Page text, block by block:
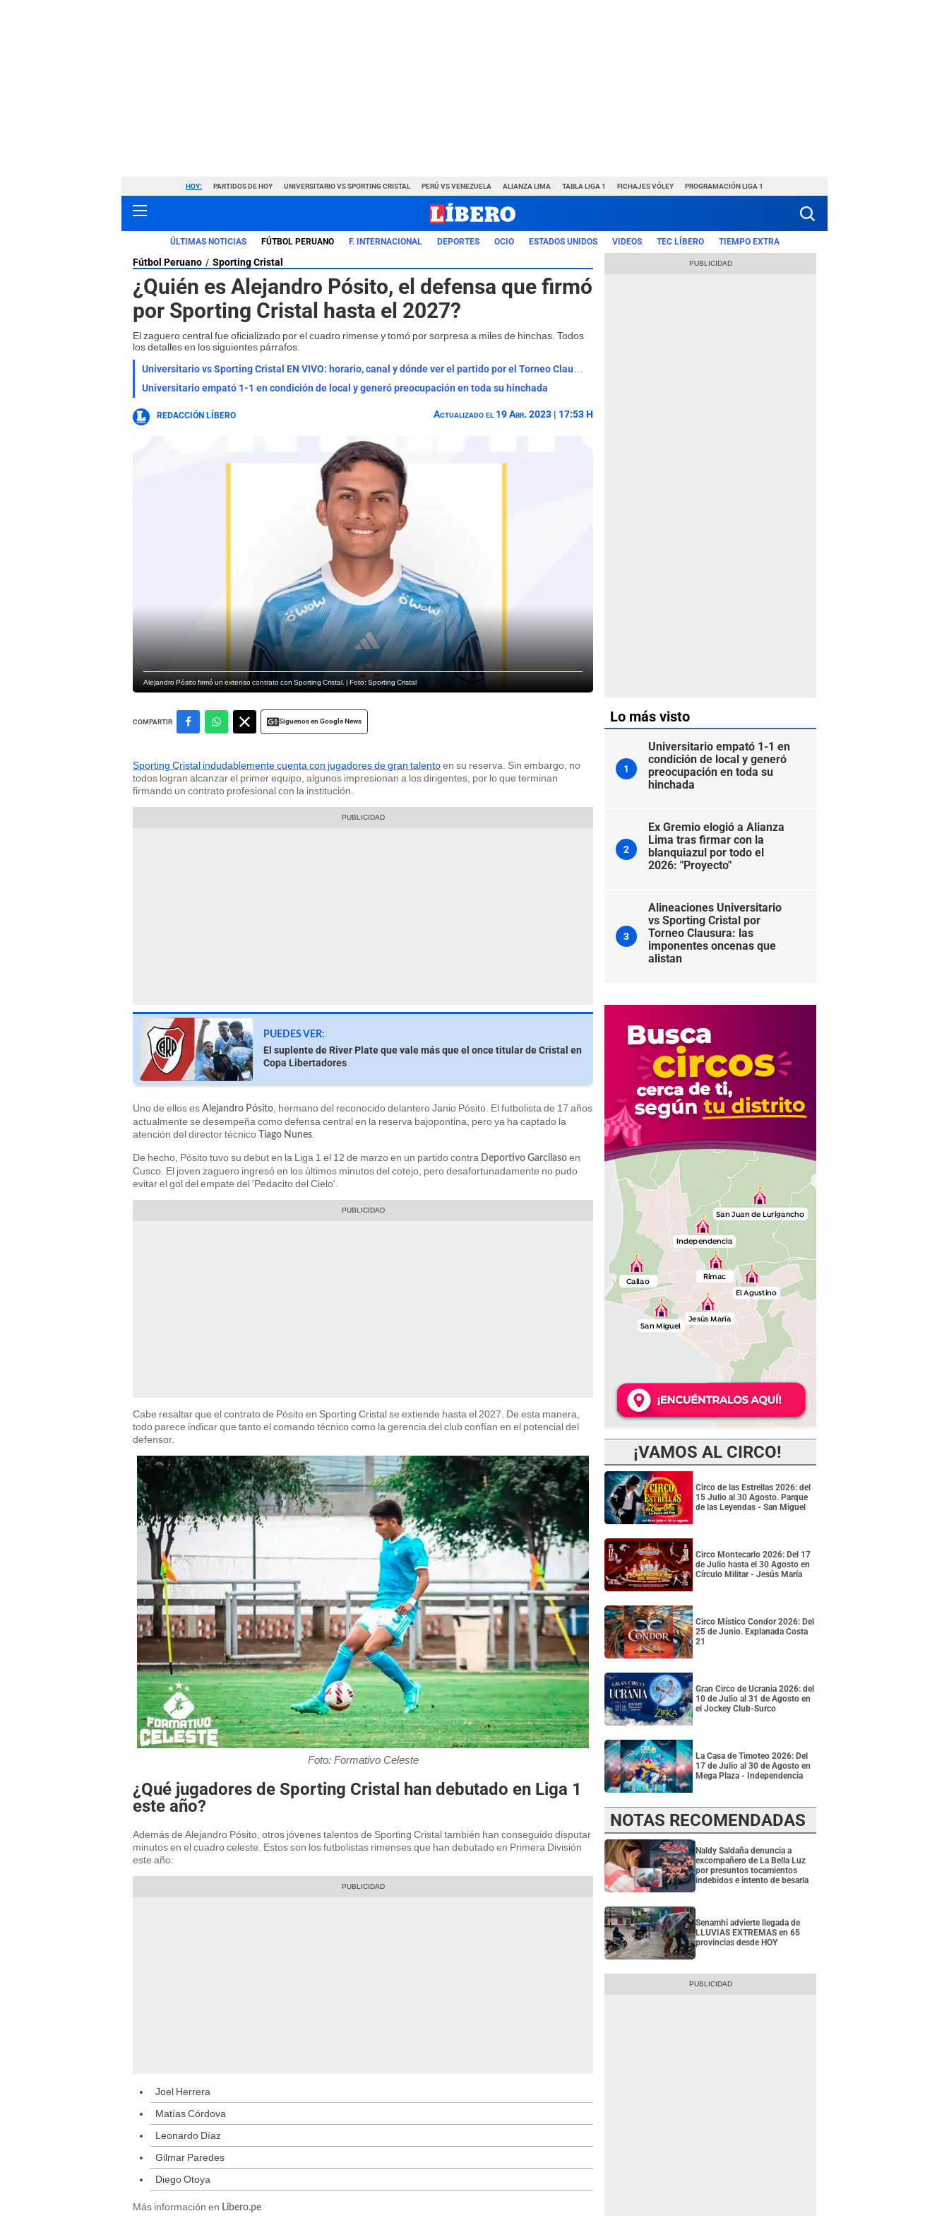
HOY: PARTIDOS DE HOY UNIVERSITARIO VS SPORTING CRISTAL PERÚ VS VENEZUELA ALIANZA LIMA TABLA LIGA 1 FICHAJES VÓLEY PROGRAMACIÓN LIGA 1
ÚLTIMAS NOTICIAS FÚTBOL PERUANO F. INTERNACIONAL DEPORTES OCIO ESTADOS UNIDOS VIDEOS TEC LÍBERO TIEMPO EXTRA
Fútbol Peruano Sporting Cristal
¿Quién es Alejandro Pósito, el defensa que firmó
por Sporting Cristal hasta el 2027?
El zaguero central fue oficializado por el cuadro rimense y tomó por sorpresa a miles de hinchas. Todos
los detalles en los siguientes párrafos.
Universitario vs Sporting Cristal EN VIVO: horario, canal y dónde ver el partido por el Torneo Clausura
Universitario empató 1-1 en condición de local y generó preocupación en toda su hinchada
REDACCIÓN LÍBERO Actualizado el 19 Abr. 2023 | 17:53 H
Alejandro Pósito firmó un extenso contrato con Sporting Cristal. | Foto: Sporting Cristal
COMPARTIR Siguenos en Google News
Sporting Cristal indudablemente cuenta con jugadores de gran talentoen su reserva. Sin embargo, no
todos logran alcanzar el primer equipo, algunos impresionan a los dirigentes, por lo que terminan
firmando un contrato profesional con la institución.
PUEDES VER:
El suplente de River Plate que vale más que el once titular de Cristal en
Copa Libertadores
Uno de ellos es Alejandro Pósito , hermano del reconocido delantero Janio Pósito. El futbolista de 17 años
actualmente se desempeña como defensa central en la reserva bajopontina, pero ya ha captado la
atención del director técnico Tiago Nunes
De hecho, Pósito tuvo su debut en la Liga 1 el 12 de marzo en un partido contra Deportivo Garcilaso en
Cusco. El joven zaguero ingresó en los últimos minutos del cotejo, pero desafortunadamente no pudo
evitar el gol del empate del 'Pedacito del Cielo'.
Cabe resaltar que el contrato de Pósito en Sporting Cristal se extiende hasta el 2027. De esta manera,
todo parece indicar que tanto el comando técnico como la gerencia del club confían en el potencial del
defensor.
Foto: Formativo Celeste
¿Qué jugadores de Sporting Cristal han debutado en Liga 1
este año?
Además de Alejandro Pósito, otros jóvenes talentos de Sporting Cristal también han conseguido disputar
minutos en el cuadro celeste. Estos son los futbolistas rimenses que han debutado en Primera División
este año:
Joel Herrera
Matías Córdova
Leonardo Díaz
Gilmar Paredes
Diego Otoya
Más información en Libero.pe
Lo más visto
1
Universitario empató 1-1 en
condición de local y generó
preocupación en toda su
hinchada
2
Ex Gremio elogió a Alianza
Lima tras firmar con la
blanquiazul por todo el
2026: "Proyecto"
3
Alineaciones Universitario
vs Sporting Cristal por
Torneo Clausura: las
imponentes oncenas que
alistan
¡VAMOS AL CIRCO!
Circo de las Estrellas 2026: del
15 Julio al 30 Agosto. Parque
de las Leyendas - San Miguel
Circo Montecarlo 2026: Del 17
de Julio hasta el 30 Agosto en
Círculo Militar - Jesús María
Circo Místico Condor 2026: Del
25 de Junio. Explanada Costa
21
Gran Circo de Ucrania 2026: del
10 de Julio al 31 de Agosto en
el Jockey Club-Surco
La Casa de Timoteo 2026: Del
17 de Julio al 30 de Agosto en
Mega Plaza - Independencia
NOTAS RECOMENDADAS
Naldy Saldaña denuncia a
excompañero de La Bella Luz
por presuntos tocamientos
indebidos e intento de besarla
Senamhi advierte llegada de
LLUVIAS EXTREMAS en 65
provincias desde HOY